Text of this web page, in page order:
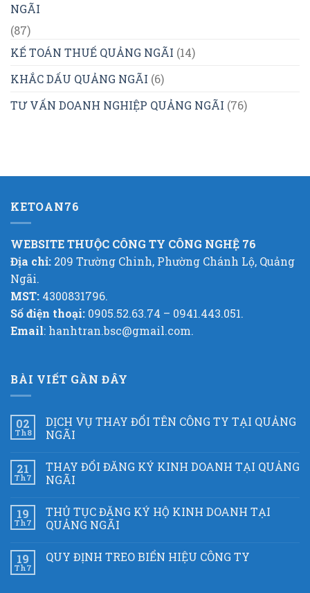
NGÃI
(87)
KẾ TOÁN THUẾ QUẢNG NGÃI (14)
KHẮC DẤU QUẢNG NGÃI (6)
TƯ VẤN DOANH NGHIỆP QUẢNG NGÃI (76)
KETOAN76
WEBSITE THUỘC CÔNG TY CÔNG NGHỆ 76
Địa chỉ: 209 Trường Chinh, Phường Chánh Lộ, Quảng
Ngãi.
MST: 4300831796.
Số điện thoại: 0905.52.63.74 – 0941.443.051.
Email: hanhtran.bsc@gmail.com.
BÀI VIẾT GẦN ĐÂY
02
Th8
DỊCH VỤ THAY ĐỔI TÊN CÔNG TY TẠI QUẢNG
NGÃI
21
Th7
THAY ĐỔI ĐĂNG KÝ KINH DOANH TẠI QUẢNG
NGÃI
19
Th7
THỦ TỤC ĐĂNG KÝ HỘ KINH DOANH TẠI
QUẢNG NGÃI
19
Th7
QUY ĐỊNH TREO BIỂN HIỆU CÔNG TY